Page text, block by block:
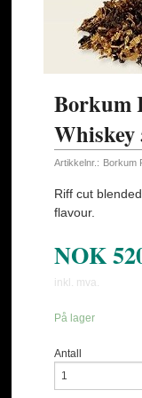
Borkum
Whiskey
Artikkelnr.: Borkum
Riff cut
flavour.
NOK
inkl. mva.
På lager
Antall